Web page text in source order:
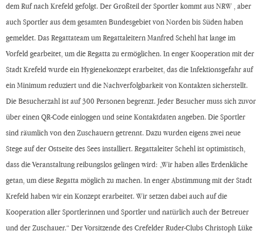
dem Ruf nach Krefeld gefolgt. Der Großteil der Sportler kommt aus NRW , aber
auch Sportler aus dem gesamten Bundesgebiet von Norden bis Süden haben
gemeldet. Das Regattateam um Regattaleitern Manfred Schehl hat lange im
Vorfeld gearbeitet, um die Regatta zu ermöglichen. In enger Kooperation mit der
Stadt Krefeld wurde ein Hygienekonzept erarbeitet, das die Infektionsgefahr auf
ein Minimum reduziert und die Nachverfolgbarkeit von Kontakten sicherstellt.
Die Besucherzahl ist auf 300 Personen begrenzt. Jeder Besucher muss sich zuvor
über einen QR-Code einloggen und seine Kontaktdaten angeben. Die Sportler
sind räumlich von den Zuschauern getrennt. Dazu wurden eigens zwei neue
Stege auf der Ostseite des Sees installiert. Regattaleiter Schehl ist optimistisch,
dass die Veranstaltung reibungslos gelingen wird: „Wir haben alles Erdenkliche
getan, um diese Regatta möglich zu machen. In enger Abstimmung mit der Stadt
Krefeld haben wir ein Konzept erarbeitet. Wir setzen dabei auch auf die
Kooperation aller Sportlerinnen und Sportler und natürlich auch der Betreuer
und der Zuschauer.“ Der Vorsitzende des Crefelder Ruder-Clubs Christoph Lüke